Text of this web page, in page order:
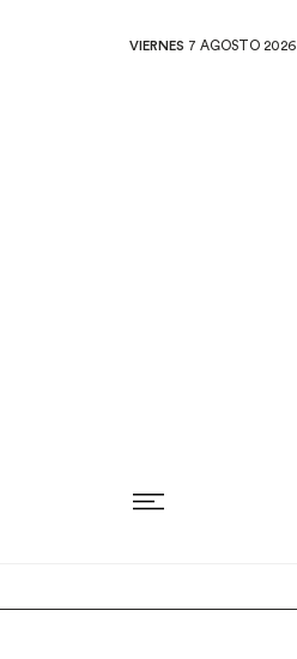
VIERNES 7 AGOSTO 2026